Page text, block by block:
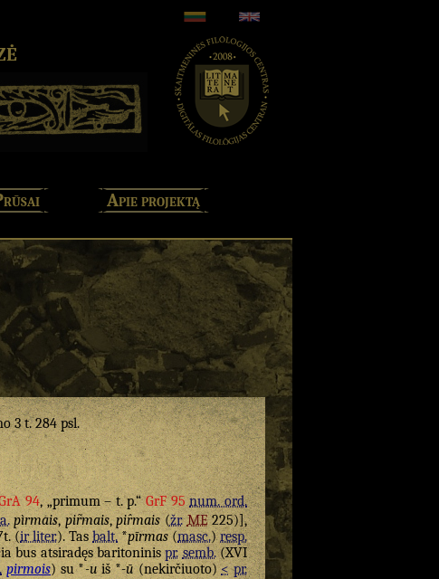
Apie projektą
3 t. 284 psl.
94, „primum – t. p.“GrF 95 num. ord.
pìrmais,pir̃mais,pir̂mais(žr. ME225)],
(ir liter.). Tasbalt.*pīrmas(masc.)resp.
bus atsiradęs baritoninispr. semb.(XVI
pirmois) su *-uiš *-ū(nekirčiuoto)< pr.